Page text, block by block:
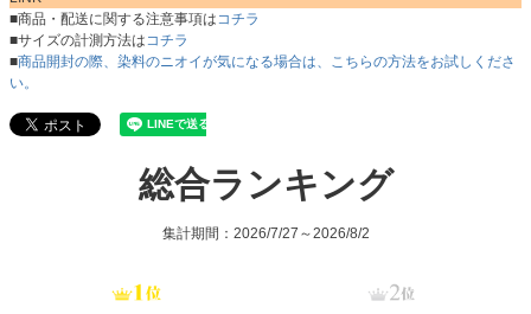
■商品・配送に関する注意事項はコチラ
■サイズの計測方法はコチラ
■商品開封の際、染料のニオイが気になる場合は、こちらの方法をお試しくださ
い。
総合ランキング
集計期間：2026/7/27～2026/8/2